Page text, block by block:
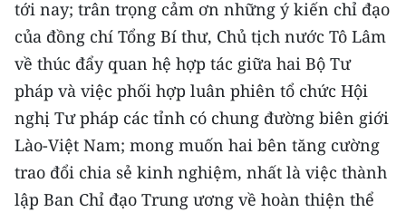
tới nay; trân trọng cảm ơn những ý kiến chỉ đạo
của đồng chí Tổng Bí thư, Chủ tịch nước Tô Lâm
về thúc đẩy quan hệ hợp tác giữa hai Bộ Tư
pháp và việc phối hợp luân phiên tổ chức Hội
nghị Tư pháp các tỉnh có chung đường biên giới
Lào-Việt Nam; mong muốn hai bên tăng cường
trao đổi chia sẻ kinh nghiệm, nhất là việc thành
lập Ban Chỉ đạo Trung ương về hoàn thiện thể